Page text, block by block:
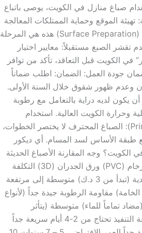
صباغ منازل في الكويت، يوصى باتباع
تهيئة الموقع وحماية الممتلكات المعالجة
التقنية للجدران (Surface Preparation) هذه هي المرحلة
تقشر الصبغ مستقبلاً: معايير اختيار
في الكويت قبل التعاقد، تأكد من توافر
جودة العمل: الضمان: اطلب ضماناً
وعدم ظهور شقوق خلال السنة الأولى.
أن يكون لديه دراية بالتعامل مع رطوبة
وحرارة الكويت العالية. استخدام
“البرايمر” (Primer): الصباغ المحترف لا يختصر الخطوات،
الأساس لسد المسام. أي ديكور
الكويت؟ وجه المقارنة الأصباغ الحديثة
(جوتن) بديل الرخام (PVC) ورق الجدران (3D) التكلفة
التقديرية اقتصادية (تبدأ من 3 د.ك) متوسطة إلى مرتفعة
مقاومة الرطوبة جيدة جداً (لأنواع
تماماً للماء) متوسطة (يتأثر
بالرطوبة) سرعة التنفيذ تحتاج من 2-4 أيام سريعة جداً